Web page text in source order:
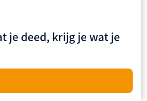
je deed, krijg je wat je